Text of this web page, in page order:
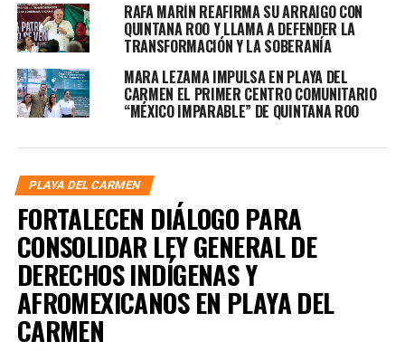
RAFA MARÍN REAFIRMA SU ARRAIGO CON
QUINTANA ROO Y LLAMA A DEFENDER LA
TRANSFORMACIÓN Y LA SOBERANÍA
MARA LEZAMA IMPULSA EN PLAYA DEL
CARMEN EL PRIMER CENTRO COMUNITARIO
“MÉXICO IMPARABLE” DE QUINTANA ROO
PLAYA DEL CARMEN
FORTALECEN DIÁLOGO PARA
CONSOLIDAR LEY GENERAL DE
DERECHOS INDÍGENAS Y
AFROMEXICANOS EN PLAYA DEL
CARMEN